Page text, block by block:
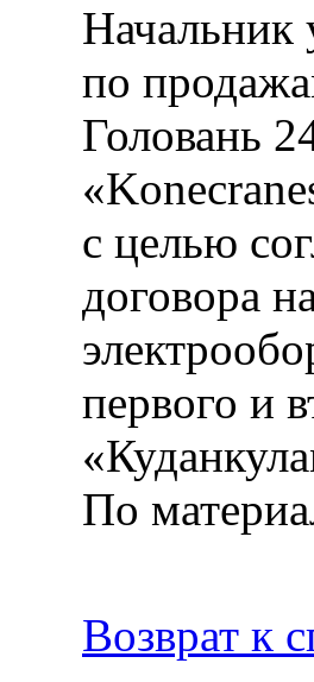
Начальник
по
Головань
с целью
договора
первого и
По
Возврат к